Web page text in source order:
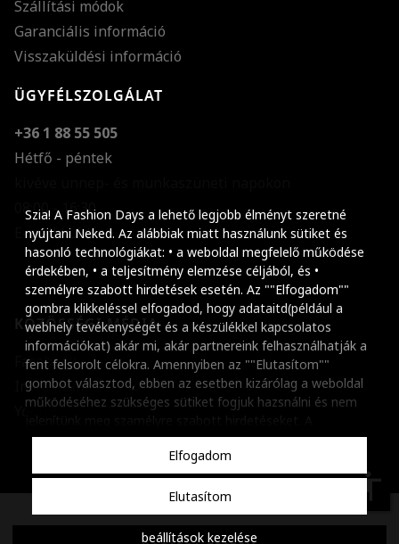
Szia! A Fashion Days a lehető legjobb élményt szeretné
nyújtani Neked. Az alábbiak miatt használunk sütiket és
hasonló technológiákat: • a weboldal megfelelő működése
érdekében, • a teljesítmény elemzése céljából, és •
személyre szabott hirdetések esetén. Az ""Elfogadom""
gombra klikkeléssel elfogadod, hogy adataitd(például a
webhely tevékenységét és a készülékkel kapcsolatos
információkat) akár mi, akár partnereink felhasználhatják a
fent felsorolt célokra. Amennyiben az ""Elutasítom""
gombot választod, ebben az esetben kizárólag a weboldal
működéséhez szükséges sütiket fogjuk hazsnálni és nem
beállításaidat bármikor módosíthatod, a ""Beállítások
kezelése"" gombra kattintva. Tudj meg többet
szabályzatunkról.
Elfogadom
Elutasítom
beállítások kezelése
Szállítási módok
Garanciális információ
Visszaküldési információ
ÜGYFÉLSZOLGÁLAT
+36 1 88 55 505
Hétfő - péntek
08:00 - 16:30
E-mail küldése
KÖZÖSSÉGI MÉDIA
Facebook
Instagram
Youtube
Copyright © 2001-2026 Dante International SA, Adószám:
accessibility
Szöveg méretének
Szóköz növelése
Szóköz csökkentése
Sortávolság
Sortávolság
Színek invertálása
Szürke
Nagy kurzor